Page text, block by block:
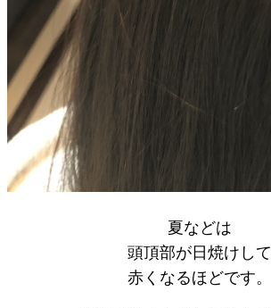
夏などは
頭頂部が日焼けして
赤くなるほどです。